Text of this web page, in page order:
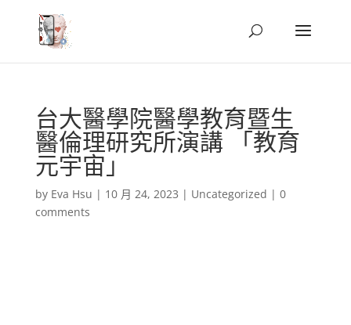
台大醫學院醫學教育暨生
醫倫理研究所演講 「教育
元宇宙」
by Eva Hsu | 10 月 24, 2023 | Uncategorized | 0
comments